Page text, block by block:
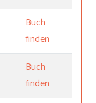
Buch
finden
Buch
finden